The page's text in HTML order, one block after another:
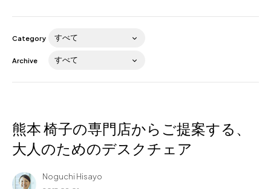
Blog
About us
Category
Archive
熊本 椅子の専門店からご提案する、
大人のためのデスクチェア
Noguchi Hisayo